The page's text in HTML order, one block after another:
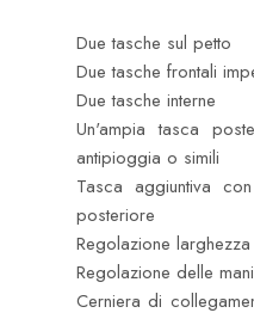
Due tasche sul petto
Due tasche frontali
Due tasche interne
Un'ampia tasca
antipioggia o simili
Tasca aggiuntiva
posteriore
Regolazione
Regolazione delle
Cerniera di